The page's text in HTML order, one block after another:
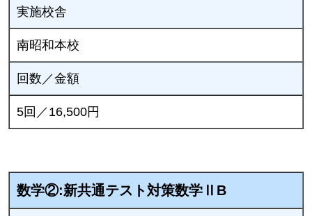
実施校舎
南昭和本校
回数／金額
5回／16,500円
数学②:新共通テスト対策数学ⅡB